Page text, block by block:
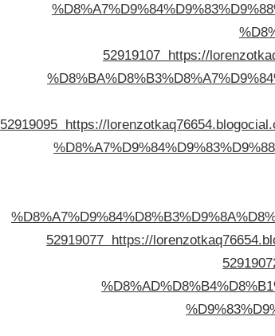
52919107 https://
52919095 https://
52919077 https://